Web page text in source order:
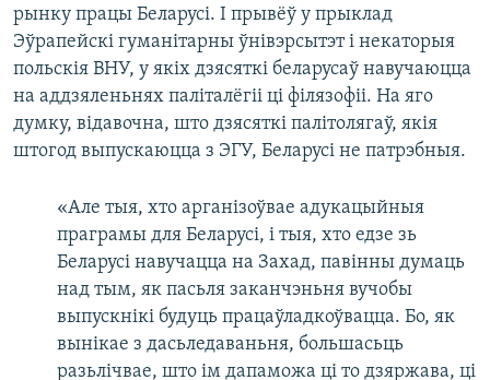
рынку працы Беларусі. І прывёў у прыклад
Эўрапейскі гуманітарны ўнівэрсытэт і некаторыя
польскія ВНУ, у якіх дзясяткі беларусаў навучаюцца
на аддзяленьнях паліталёгіі ці філязофіі. На яго
думку, відавочна, што дзясяткі палітолягаў, якія
штогод выпускаюцца з ЭГУ, Беларусі не патрэбныя.
«Але тыя, хто арганізоўвае адукацыйныя
праграмы для Беларусі, і тыя, хто едзе зь
Беларусі навучацца на Захад, павінны думаць
над тым, як пасьля заканчэньня вучобы
выпускнікі будуць працаўладкоўвацца. Бо, як
вынікае з дасьледаваньня, большасьць
разьлічвае, што ім дапаможа ці то дзяржава, ці